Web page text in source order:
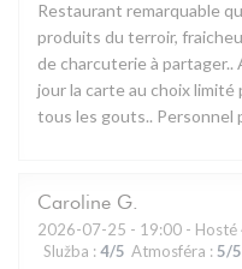
Restaurant remarquable
produits du terroir,
de charcuterie à
jour la carte au choix
tous les gouts.. Personnel
Caroline G
2026-07-25 - 19:00 - Hosté
Služba : 4/5 Atmosféra : 5/5